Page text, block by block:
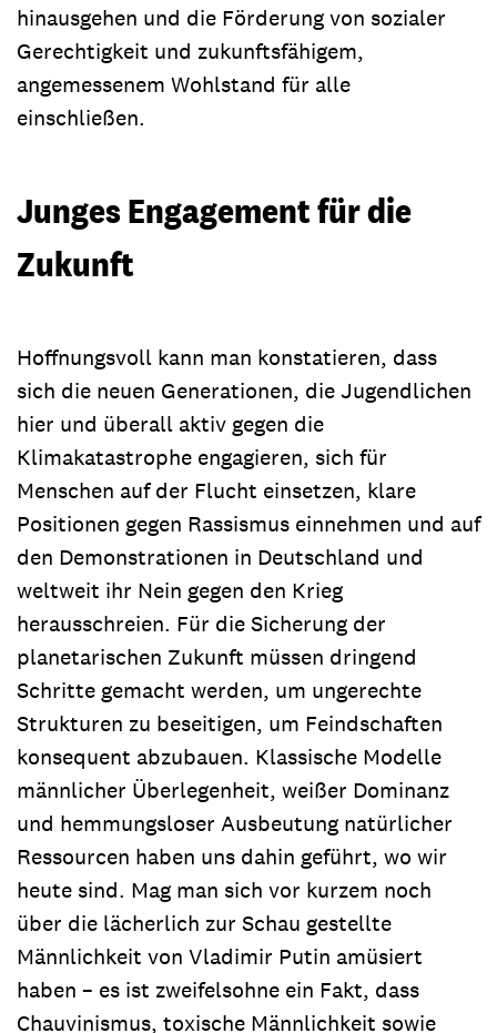
hinausgehen und die Förderung von sozialer
Gerechtigkeit und zukunftsfähigem,
angemessenem Wohlstand für alle
einschließen.
Junges Engagement für die
Zukunft
Hoffnungsvoll kann man konstatieren, dass
sich die neuen Generationen, die Jugendlichen
hier und überall aktiv gegen die
Klimakatastrophe engagieren, sich für
Menschen auf der Flucht einsetzen, klare
Positionen gegen Rassismus einnehmen und auf
den Demonstrationen in Deutschland und
weltweit ihr Nein gegen den Krieg
herausschreien. Für die Sicherung der
planetarischen Zukunft müssen dringend
Schritte gemacht werden, um ungerechte
Strukturen zu beseitigen, um Feindschaften
konsequent abzubauen. Klassische Modelle
männlicher Überlegenheit, weißer Dominanz
und hemmungsloser Ausbeutung natürlicher
Ressourcen haben uns dahin geführt, wo wir
heute sind. Mag man sich vor kurzem noch
über die lächerlich zur Schau gestellte
Männlichkeit von Vladimir Putin amüsiert
haben – es ist zweifelsohne ein Fakt, dass
Chauvinismus, toxische Männlichkeit sowie